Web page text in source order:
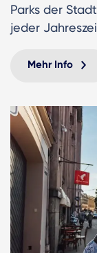
Parks der
jeder
Mehr Info